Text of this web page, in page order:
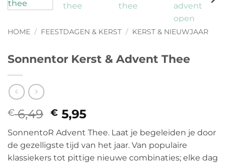
HOME / FEESTDAGEN & KERST / KERST & NIEUWJAAR
Sonnentor Kerst & Advent Thee
€6,49 Oorspronkelijke
prijs
was:
€ 6,49.
€ 5,95
prijs
is:
€ 5,95.
SonnentoR Advent Thee. Laat je begeleiden je door
de gezelligste tijd van het jaar. Van populaire
klassiekers tot pittige nieuwe combinaties; elke dag